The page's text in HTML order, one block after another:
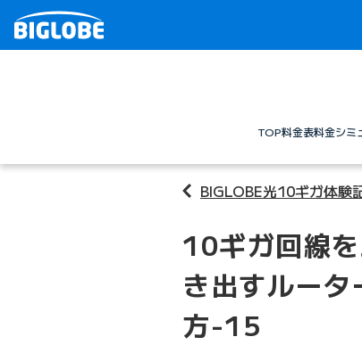
TOP料金表料金シミ
BIGLOBE光10ギガ体験
10ギガ回線
き出すルー
方-15